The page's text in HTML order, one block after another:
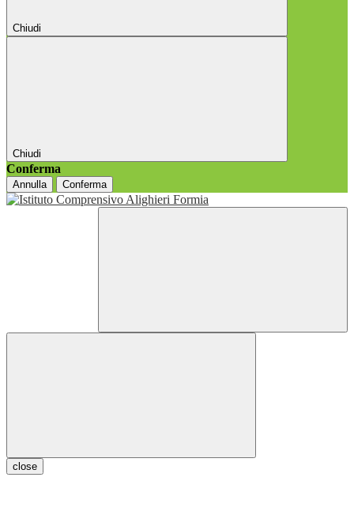
Chiudi
Chiudi
Conferma
Annulla Conferma
close